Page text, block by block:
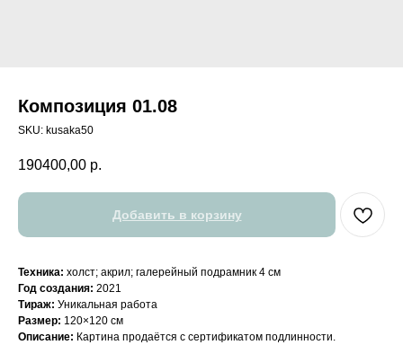
Композиция 01.08
SKU: kusaka50
190400,00 р.
Добавить в корзину
Техника: холст; акрил; галерейный подрамник 4 см
Год создания: 2021
Тираж: Уникальная работа
Размер: 120×120 см
Описание: Картина продаётся с сертификатом подлинности.